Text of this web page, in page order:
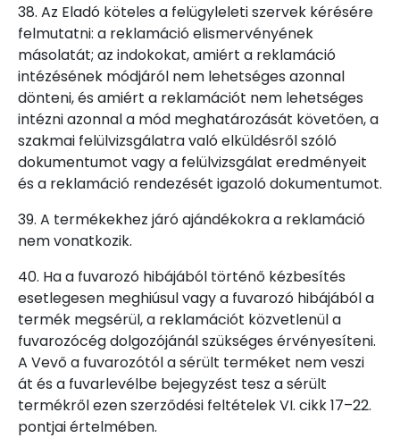
38. Az Eladó köteles a felügyleleti szervek kérésére
felmutatni: a reklamáció elismervényének
másolatát; az indokokat, amiért a reklamáció
intézésének módjáról nem lehetséges azonnal
dönteni, és amiért a reklamációt nem lehetséges
intézni azonnal a mód meghatározását követően, a
szakmai felülvizsgálatra való elküldésről szóló
dokumentumot vagy a felülvizsgálat eredményeit
és a reklamáció rendezését igazoló dokumentumot.
39. A termékekhez járó ajándékokra a reklamáció
nem vonatkozik.
40. Ha a fuvarozó hibájából történő kézbesítés
esetlegesen meghiúsul vagy a fuvarozó hibájából a
termék megsérül, a reklamációt közvetlenül a
fuvarozócég dolgozójánál szükséges érvényesíteni.
A Vevő a fuvarozótól a sérült terméket nem veszi
át és a fuvarlevélbe bejegyzést tesz a sérült
termékről ezen szerződési feltételek VI. cikk 17–22.
pontjai értelmében.